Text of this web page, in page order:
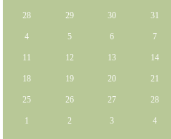
28 29 30 31
4 5 6 7
11 12 13 14
18 19 20 21
25 26 27 28
1 2 3 4